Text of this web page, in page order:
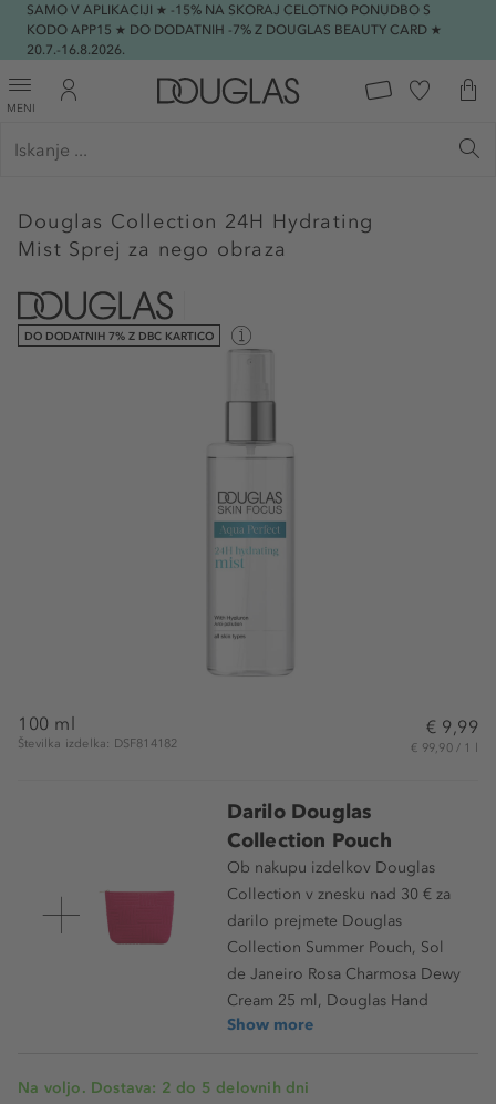
SAMO V APLIKACIJI ★ -15% NA SKORAJ CELOTNO PONUDBO S
KODO APP15 ★ DO DODATNIH -7% Z DOUGLAS BEAUTY CARD ★
20.7.-16.8.2026.
MENI
Douglas Collection 24H Hydrating
Mist Sprej za nego obraza
DO DODATNIH 7% Z DBC KARTICO
100 ml
Številka izdelka: DSF814182
€ 9,99
€ 99,90 / 1 l
Darilo Douglas
Collection Pouch
Ob nakupu izdelkov Douglas
Collection v znesku nad 30 € za
darilo prejmete Douglas
Collection Summer Pouch, Sol
de Janeiro Rosa Charmosa Dewy
Cream 25 ml, Douglas Hand
Show more
Na voljo. Dostava: 2 do 5 delovnih dni